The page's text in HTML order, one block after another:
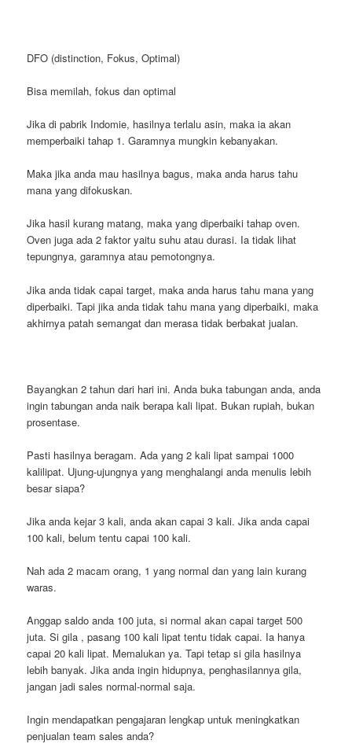
DFO (distinction, Fokus, Optimal)
Bisa memilah, fokus dan optimal
Jika di pabrik Indomie, hasilnya terlalu asin, maka ia akan
memperbaiki tahap 1. Garamnya mungkin kebanyakan.
Maka jika anda mau hasilnya bagus, maka anda harus tahu
mana yang difokuskan.
Jika hasil kurang matang, maka yang diperbaiki tahap oven.
Oven juga ada 2 faktor yaitu suhu atau durasi. Ia tidak lihat
tepungnya, garamnya atau pemotongnya.
Jika anda tidak capai target, maka anda harus tahu mana yang
diperbaiki. Tapi jika anda tidak tahu mana yang diperbaiki, maka
akhirnya patah semangat dan merasa tidak berbakat jualan.
Bayangkan 2 tahun dari hari ini. Anda buka tabungan anda, anda
ingin tabungan anda naik berapa kali lipat. Bukan rupiah, bukan
prosentase.
Pasti hasilnya beragam. Ada yang 2 kali lipat sampai 1000
kalilipat. Ujung-ujungnya yang menghalangi anda menulis lebih
besar siapa?
Jika anda kejar 3 kali, anda akan capai 3 kali. Jika anda capai
100 kali, belum tentu capai 100 kali.
Nah ada 2 macam orang, 1 yang normal dan yang lain kurang
waras.
Anggap saldo anda 100 juta, si normal akan capai target 500
juta. Si gila , pasang 100 kali lipat tentu tidak capai. Ia hanya
capai 20 kali lipat. Memalukan ya. Tapi tetap si gila hasilnya
lebih banyak. Jika anda ingin hidupnya, penghasilannya gila,
jangan jadi sales normal-normal saja.
Ingin mendapatkan pengajaran lengkap untuk meningkatkan
penjualan team sales anda?